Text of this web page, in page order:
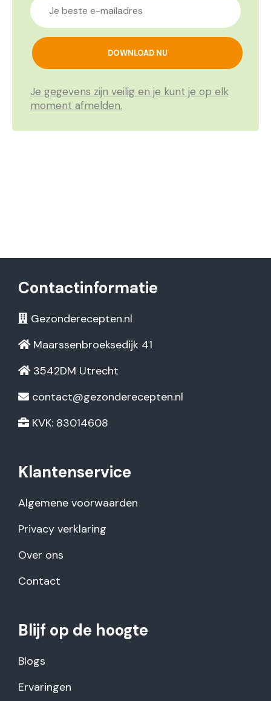
Je gegevens zijn veilig en je kunt je op elk
moment afmelden.
Contactinformatie
Gezonderecepten.nl
Maarssenbroeksedijk 41
3542DM Utrecht
contact@gezonderecepten.nl
KVK: 83014608
Klantenservice
Algemene voorwaarden
Privacy verklaring
Over ons
Contact
Blijf op de hoogte
Blogs
Ervaringen